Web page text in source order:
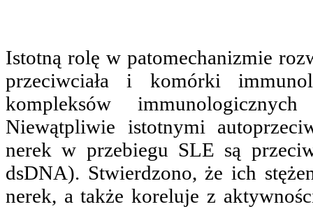
Istotną rolę w patomechanizmie
przeciwciała i komórki
kompleksów
Niewątpliwie istotnymi
nerek w przebiegu SLE są
dsDNA). Stwierdzono, że ich
nerek, a także koreluje z